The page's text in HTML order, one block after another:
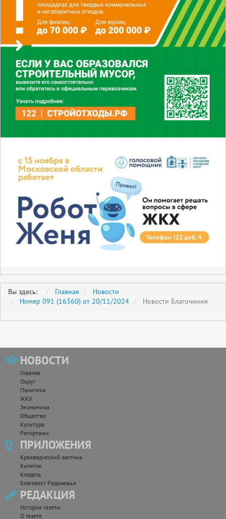
Вы здесь: Главная
Новости
Номер 091 (16360) от 20/11/2024
Новости Благочиния
НОВОСТИ
Главное
Округ
Политика
ЖКХ
Экономика
Общество
Культура
Репортажи
ПРИЛОЖЕНИЯ
Краеведческий вестник
Кипяток
Кладезь
Благовест Радонежья
РЕДАКЦИЯ
История газеты
О газете